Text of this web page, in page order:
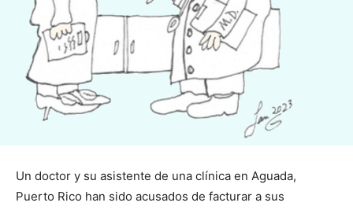
Un doctor y su asistente de una clínica en Aguada,
Puerto Rico han sido acusados de facturar a sus